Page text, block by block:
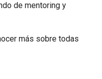
de mentoring y
más sobre todas